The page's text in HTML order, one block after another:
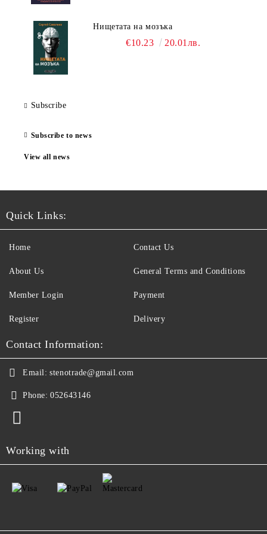
Нищетата на мозъка
€10.23 20.01лв.
Subscribe
Subscribe to news
View all news
Quick Links:
Home
About Us
Member Login
Register
Contact Us
General Terms and Conditions
Payment
Delivery
Contact Information:
Email: stenotrade@gmail.com
Phone: 052643146
Working with